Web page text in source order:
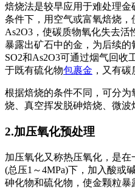
焙烧法是较早应用于难处理
条件下，用空气或富氧焙烧，
As2O3，使碳质物氧化失去
暴露出矿石中的金，为后续
SO2和As2O3可通过烟气回收
于既有硫化物包裹金 ，又有
根据焙烧的条件不同，可分
烧、真空挥发脱砷焙烧、微波
2.加压氧化预处理
加压氧化又称热压氧化，是
(总压1～4MPa)下，加入酸或
砷化物和硫化物，使金颗粒